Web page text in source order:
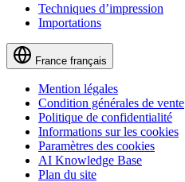
Techniques d’impression
Importations
France français
Mention légales
Condition générales de vente
Politique de confidentialité
Informations sur les cookies
Paramètres des cookies
AI Knowledge Base
Plan du site